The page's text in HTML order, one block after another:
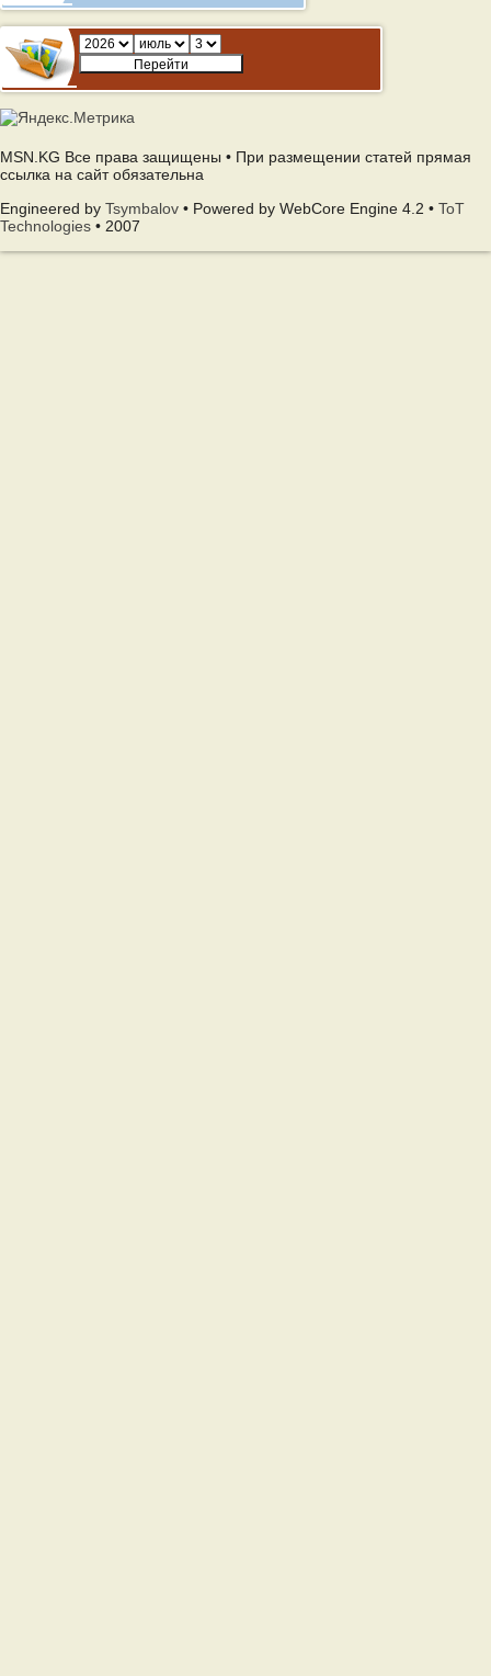
MSN.KG Все права защищены • При размещении статей прямая
ссылка на сайт обязательна
Engineered by Tsymbalov • Powered by WebCore Engine 4.2 • ToT
Technologies • 2007